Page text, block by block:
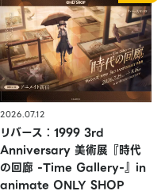
2026.07.12
リバース：1999 3rd
Anniversary 美術展『時代
の回廊 -Time Gallery-』in
animate ONLY SHOP